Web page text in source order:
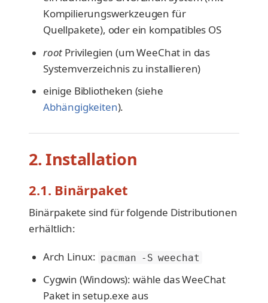
Kompilierungswerkzeugen für
Quellpakete), oder ein kompatibles OS
root Privilegien (um WeeChat in das
Systemverzeichnis zu installieren)
einige Bibliotheken (siehe
Abhängigkeiten).
2. Installation
2.1. Binärpaket
Binärpakete sind für folgende Distributionen
erhältlich:
Arch Linux: pacman -S weechat
Cygwin (Windows): wähle das WeeChat
Paket in setup.exe aus